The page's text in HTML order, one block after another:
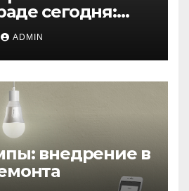
сегодня:
по самому
России
ADMIN
внедрение в